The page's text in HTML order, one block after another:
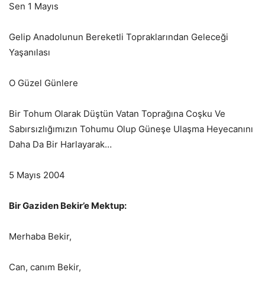
Sen 1 Mayıs
Gelip Anadolunun Bereketli Topraklarından Geleceği
Yaşanılası
O Güzel Günlere
Bir Tohum Olarak Düştün Vatan Toprağına Coşku Ve
Sabırsızlığımızın Tohumu Olup Güneşe Ulaşma Heyecanını
Daha Da Bir Harlayarak…
5 Mayıs 2004
Bir Gaziden Bekir’e Mektup:
Merhaba Bekir,
Can, canım Bekir,